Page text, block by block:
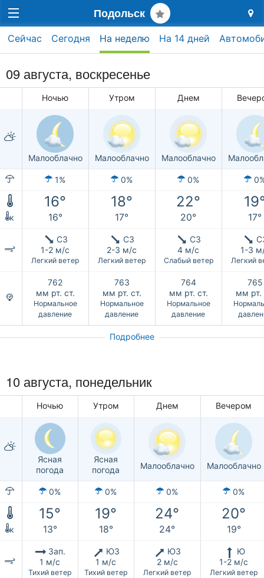
Подольск
Сейчас Сегодня На неделю На 14 дней
09 августа, воскресенье
Ночью Утром Днем
Малооблачно Малооблачно Малооблачно
1% 0% 0%
16° 18° 22°
к 16° 17° 20° 17°
СЗ
1-2 м/с
Легкий ветер
СЗ
2-3 м/с
Легкий ветер
СЗ
4 м/с
Слабый ветер
1-3
Легкий
762
мм рт. ст.
Нормальное
давление
763
мм рт. ст.
Нормальное
давление
764
мм рт. ст.
Нормальное
давление
765
мм рт.
Подробнее
10 августа, понедельник
Ночью Утром Днем Вечером
Ясная
погода
Ясная
погода
Малооблачно Малооблачно
0% 0% 0% 0%
15° 19° 24° 20°
к 13° 18° 24° 19°
Зап.
1 м/с
Тихий ветер
ЮЗ
1 м/с
Тихий ветер
ЮЗ
2 м/с
Легкий ветер
Ю
1-2 м/с
Легкий ветер